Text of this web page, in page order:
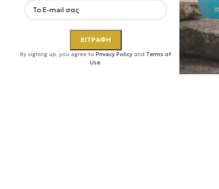
By signing up, you agree toPrivacy Policy and Terms of
Use.